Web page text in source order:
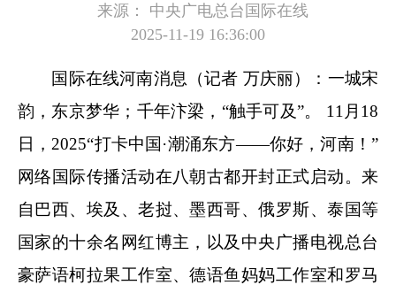
来源：
中央广电总台国际在线
2025-11-19 16:36:00
国际在线河南消息（记者 万庆丽）：一城宋
韵，东京梦华；千年汴梁，“触手可及”。 11月18
日，2025“打卡中国·潮涌东方——你好，河南！”
网络国际传播活动在八朝古都开封正式启动。来
自巴西、埃及、老挝、墨西哥、俄罗斯、泰国等
国家的十余名网红博主，以及中央广播电视总台
豪萨语柯拉果工作室、德语鱼妈妈工作室和罗马